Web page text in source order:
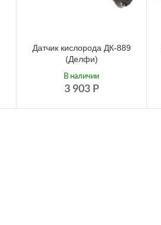
Датчик кислорода ДК-889
(Делфи)
3 903 Р
В наличии